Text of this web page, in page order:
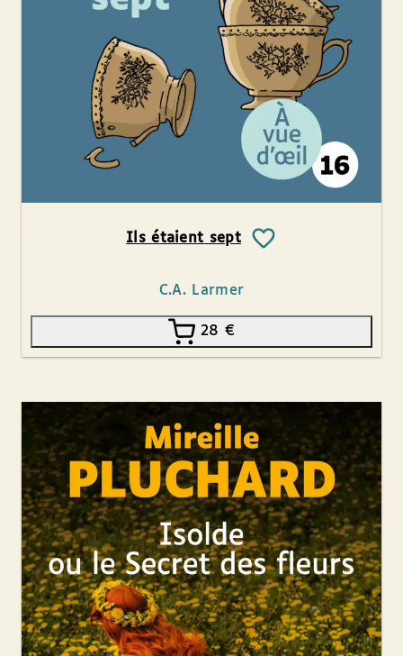
Ils étaient sept
C.A. Larmer
28 €